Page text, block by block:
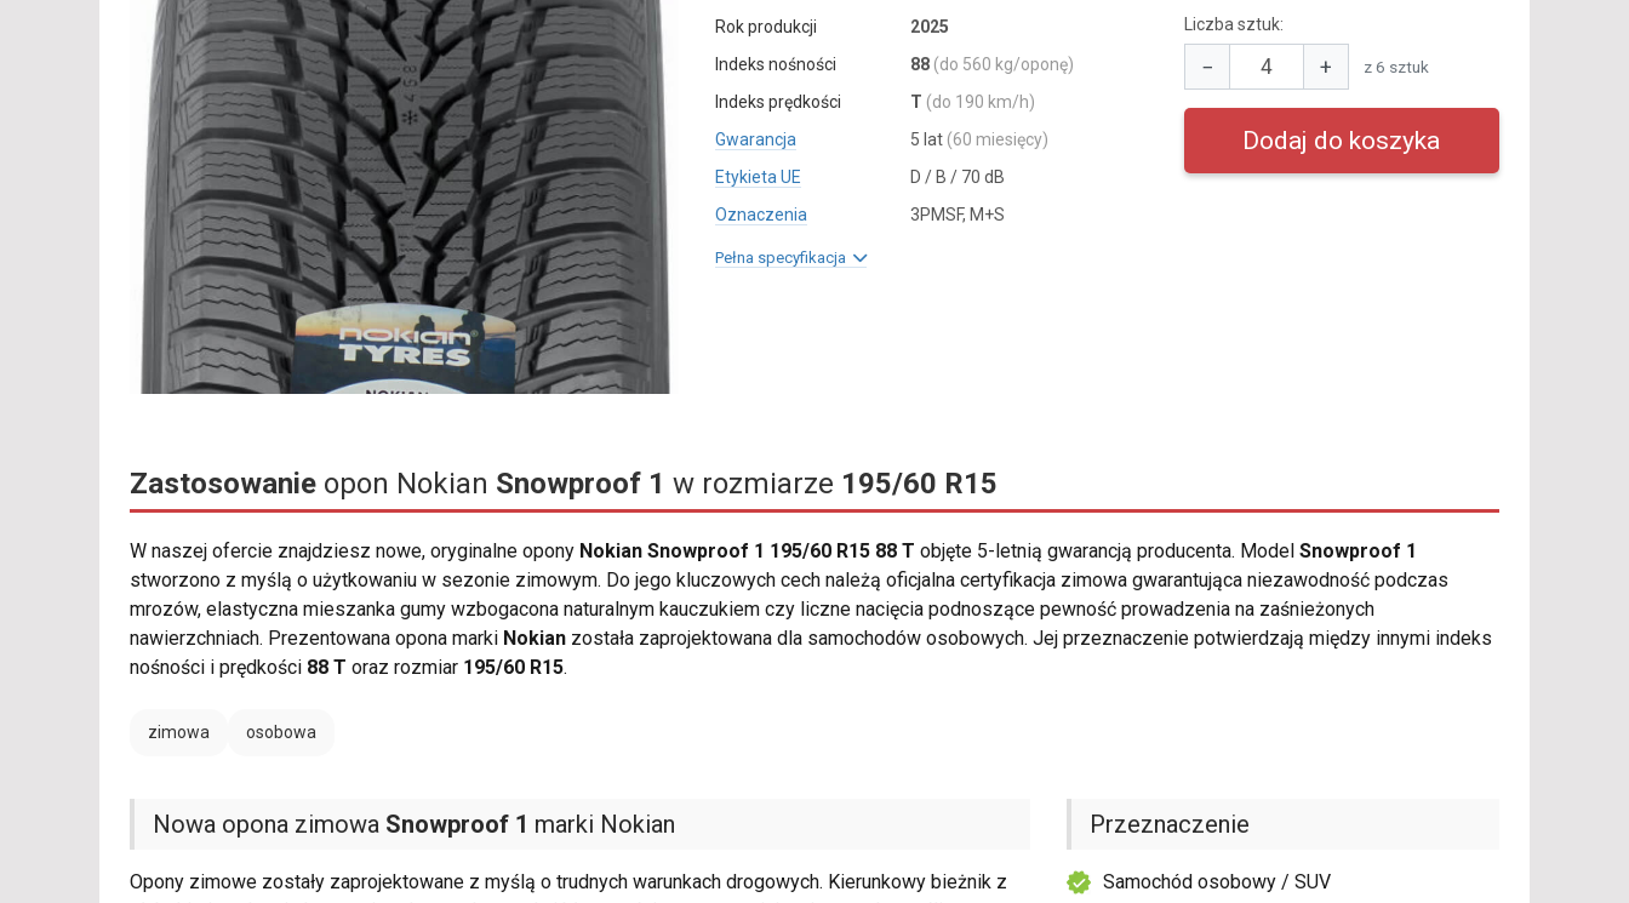
Rok produkcji
2025
Indeks nośności
88 (do 560 kg/oponę)
Indeks prędkości
T (do 190 km/h)
Gwarancja
5 lat (60 miesięcy)
Etykieta UE
D / B / 70 dB
Oznaczenia
3PMSF, M+S
Pełna specyfikacja
Liczba sztuk:
− + z 6 sztuk
Zastosowanie opon Nokian Snowproof 1 w rozmiarze 195/60 R15
W naszej ofercie znajdziesz nowe, oryginalne opony Nokian Snowproof 1 195/60 R15 88 T objęte 5-letnią gwarancją producenta. Model Snowproof 1
stworzono z myślą o użytkowaniu w sezonie zimowym. Do jego kluczowych cech należą oficjalna certyfikacja zimowa gwarantująca niezawodność podczas
mrozów, elastyczna mieszanka gumy wzbogacona naturalnym kauczukiem czy liczne nacięcia podnoszące pewność prowadzenia na zaśnieżonych
nawierzchniach. Prezentowana opona marki Nokian została zaprojektowana dla samochodów osobowych. Jej przeznaczenie potwierdzają między innymi indeks
nośności i prędkości 88 T oraz rozmiar 195/60 R15.
zimowa osobowa
Nowa opona zimowa Snowproof 1 marki Nokian
Opony zimowe zostały zaprojektowane z myślą o trudnych warunkach drogowych. Kierunkowy bieżnik z
Przeznaczenie
Samochód osobowy / SUV